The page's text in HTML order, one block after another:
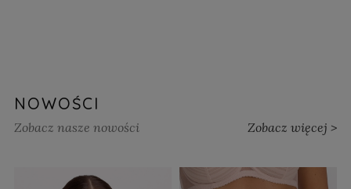
NOWOŚCI
Zobacz nasze nowości Zobacz więcej >